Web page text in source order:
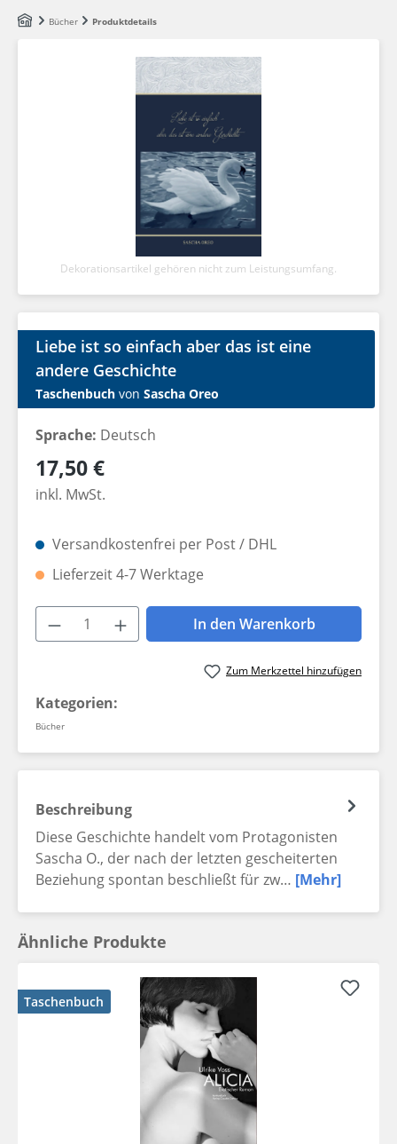
Zum Hauptinhalt springen
Bücher Produktdetails
Dekorationsartikel gehören nicht zum Leistungsumfang.
Liebe ist so einfach aber das ist eine
andere Geschichte
Taschenbuch von Sascha Oreo
Sprache: Deutsch
Regulärer Preis:
17,50 €
inkl. MwSt.
Versandkostenfrei per Post / DHL
Lieferzeit 4-7 Werktage
Produkt Anzahl: Gib den
In den Warenkorb
Zum Merkzettel hinzufügen
Kategorien:
Bücher
Beschreibung
Diese Geschichte handelt vom Protagonisten
Sascha O., der nach der letzten gescheiterten
Beziehung spontan beschließt für zw… [Mehr]
Ähnliche Produkte
Taschenbuch